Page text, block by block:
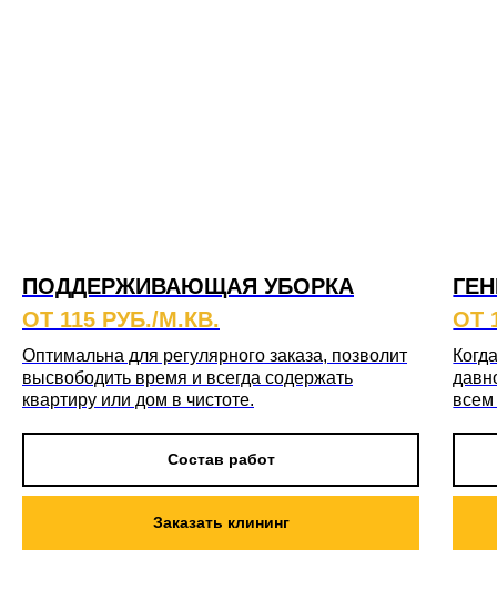
ПОДДЕРЖИВАЮЩАЯ УБОРКА
ОТ 115 РУБ./М.КВ.
Оптимальна для регулярного заказа, позволит
высвободить время и всегда содержать
квартиру или дом в чистоте.
Состав работ
Заказать клининг
ОТ
всем